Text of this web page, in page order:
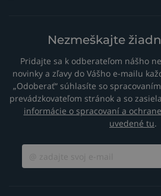
Nezmeškajte
Pridajte sa k odberateľom nášho
novinky a zľavy do Vášho e-mailu
„Odoberať“ súhlasíte so
prevádzkovateľom stránok a so
informácie o spracovaní a
uvedené tu.